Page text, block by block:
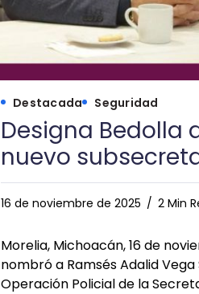
Destacada Seguridad
Designa Bedolla
nuevo
16 de noviembre de 2025 2 Min
Morelia, Michoacán, 16 de
nombró a Ramsés Adalid
Operación Policial de la